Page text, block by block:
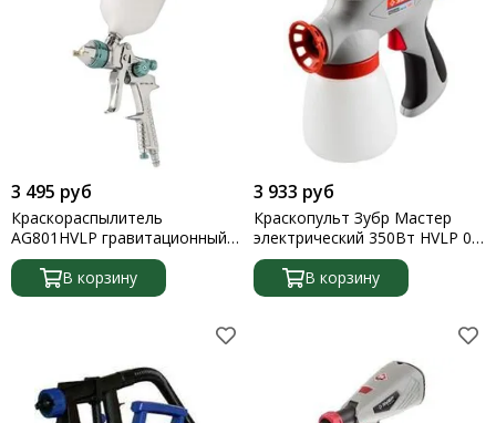
3 495 руб
Краскораспылитель
AG801HVLP гравитационный
сопло 1,5мм и 1,8мм Stels
В корзину
3 933 руб
Краскопульт Зубр Мастер
электрический 350Вт HVLP 0.8
л краскоперенос 0-800 мл/мин
вязкость краски 60 DIN/сек
сопло 1.8мм
В корзину